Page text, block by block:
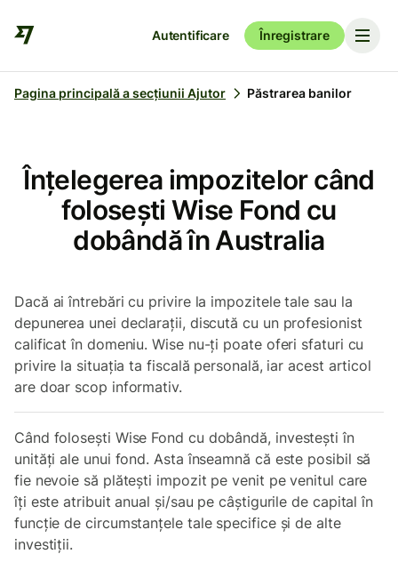
Autentificare Înregistrare
Pagina principală a secțiunii Ajutor Păstrarea banilor
Înțelegerea impozitelor când
folosești Wise Fond cu
dobândă în Australia
Dacă ai întrebări cu privire la impozitele tale sau la
depunerea unei declarații, discută cu un profesionist
calificat în domeniu. Wise nu-ți poate oferi sfaturi cu
privire la situația ta fiscală personală, iar acest articol
are doar scop informativ.
Când folosești Wise Fond cu dobândă, investești în
unități ale unui fond. Asta înseamnă că este posibil să
fie nevoie să plătești impozit pe venit pe venitul care
îți este atribuit anual şi/sau pe câştigurile de capital în
funcție de circumstanțele tale specifice şi de alte
investiții.